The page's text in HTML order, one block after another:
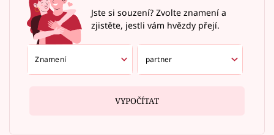
Jste si souzení? Zvolte znamení a
zjistěte, jestli vám hvězdy přejí.
VYPOČÍTAT